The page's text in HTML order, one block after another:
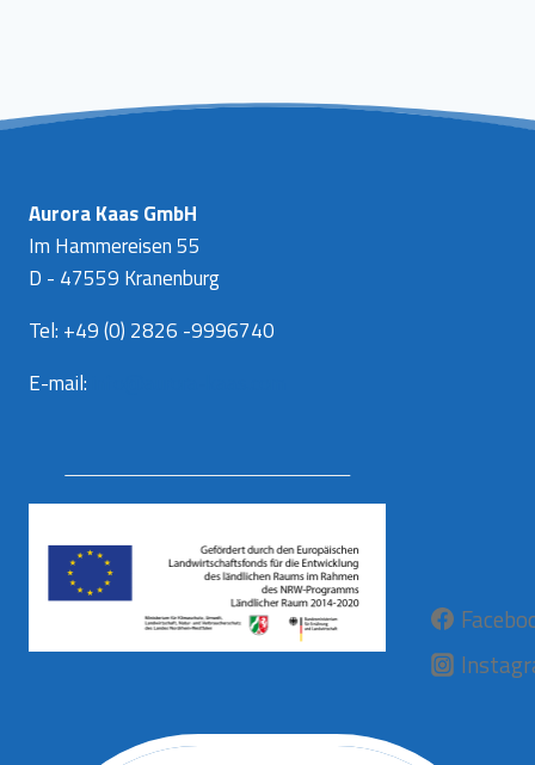
Aurora Kaas GmbH
Im Hammereisen 55
D - 47559 Kranenburg
Tel: +49 (0) 2826 -9996740
E-mail: